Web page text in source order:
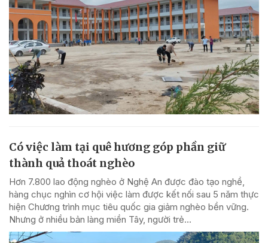
Có việc làm tại quê hương góp phần giữ
thành quả thoát nghèo
Hơn 7.800 lao động nghèo ở Nghệ An được đào tạo nghề,
hàng chục nghìn cơ hội việc làm được kết nối sau 5 năm thực
hiện Chương trình mục tiêu quốc gia giảm nghèo bền vững.
Nhưng ở nhiều bản làng miền Tây, người trẻ...